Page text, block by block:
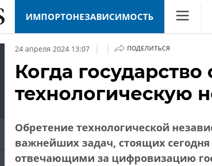
ИМПОРТОНЕЗАВИСИМОСТЬ
Маркет
24 апреля 2024 13:07 | | ПОДЕЛИТЬСЯ
Когда государство
технологическую
Обретение технологической
важнейших задач, стоящих
отвечающими за цифровизацию